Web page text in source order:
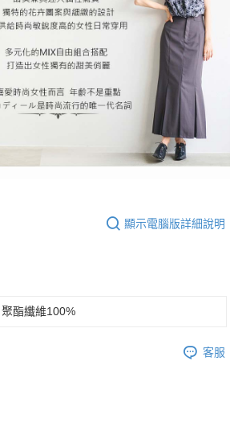
顯示電腦版詳細說明
聚酯纖維100%
客服